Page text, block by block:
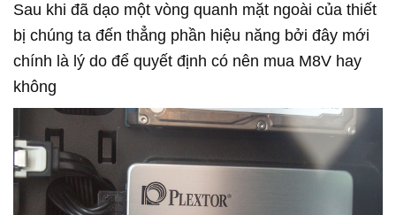
Sau khi đã dạo một vòng quanh mặt ngoài của thiết
bị chúng ta đến thẳng phần hiệu năng bởi đây mới
chính là lý do để quyết định có nên mua M8V hay
không